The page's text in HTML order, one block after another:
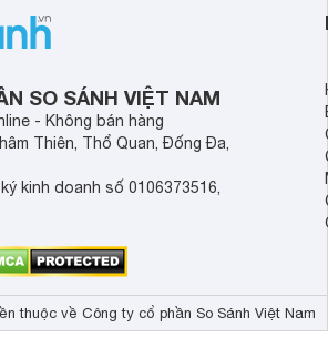
mang lại tỷ lệ
cho người
mẫu máy rửa
SO SÁNH VIỆT NAM
- Không bán hàng
Thiên, Thổ Quan, Đống Đa,
kinh doanh số 0106373516,
thuộc về Công ty cổ phần So Sánh Việt Nam